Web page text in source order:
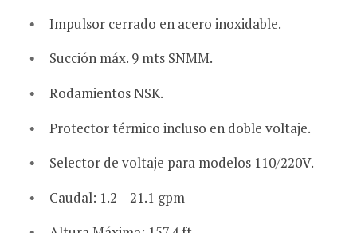
Impulsor cerrado en acero inoxidable.
Succión máx. 9 mts SNMM.
Rodamientos NSK.
Protector térmico incluso en doble voltaje.
Selector de voltaje para modelos 110/220V.
Caudal: 1.2 – 21.1 gpm